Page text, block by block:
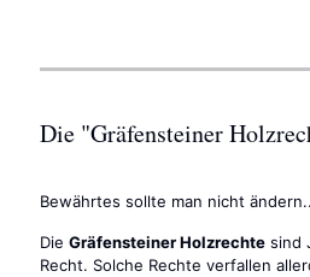
Die "Gräfensteiner
Bewährtes sollte man nicht
Die Gräfensteiner Holzrechte sind
Recht. Solche Rechte verfallen